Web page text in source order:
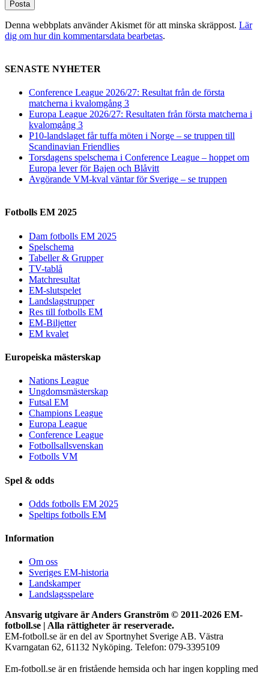
Denna webbplats använder Akismet för att minska skräppost. Lär
dig om hur din kommentarsdata bearbetas.
SENASTE NYHETER
Conference League 2026/27: Resultat från de första
matcherna i kvalomgång 3
Europa League 2026/27: Resultaten från första matcherna i
kvalomgång 3
P10-landslaget får tuffa möten i Norge – se truppen till
Scandinavian Friendlies
Torsdagens spelschema i Conference League – hoppet om
Europa lever för Bajen och Blåvitt
Avgörande VM-kval väntar för Sverige – se truppen
Fotbolls EM 2025
Dam fotbolls EM 2025
Spelschema
Tabeller & Grupper
TV-tablå
Matchresultat
EM-slutspelet
Landslagstrupper
Res till fotbolls EM
EM-Biljetter
EM kvalet
Europeiska mästerskap
Nations League
Ungdomsmästerskap
Futsal EM
Champions League
Europa League
Conference League
Fotbollsallsvenskan
Fotbolls VM
Spel & odds
Odds fotbolls EM 2025
Speltips fotbolls EM
Information
Om oss
Sveriges EM-historia
Landskamper
Landslagsspelare
Ansvarig utgivare är Anders Granström © 2011-2026 EM-
fotboll.se | Alla rättigheter är reserverade.
EM-fotboll.se är en del av Sportnyhet Sverige AB. Västra
Kvarngatan 62, 61132 Nyköping. Telefon: 079-3395109
Em-fotboll.se är en fristående hemsida och har ingen koppling med